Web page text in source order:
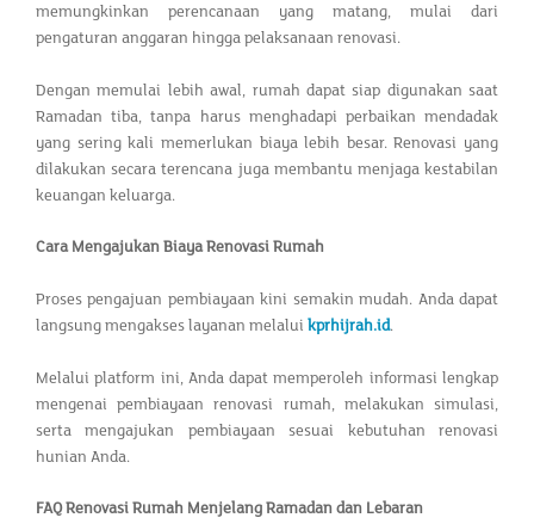
memungkinkan perencanaan yang matang, mulai dari
pengaturan anggaran hingga pelaksanaan renovasi.
Dengan memulai lebih awal, rumah dapat siap digunakan saat
Ramadan tiba, tanpa harus menghadapi perbaikan mendadak
yang sering kali memerlukan biaya lebih besar. Renovasi yang
dilakukan secara terencana juga membantu menjaga kestabilan
keuangan keluarga.
Cara Mengajukan Biaya Renovasi Rumah
Proses pengajuan pembiayaan kini semakin mudah. Anda dapat
langsung mengakses layanan melalui kprhijrah.id.
Melalui platform ini, Anda dapat memperoleh informasi lengkap
mengenai pembiayaan renovasi rumah, melakukan simulasi,
serta mengajukan pembiayaan sesuai kebutuhan renovasi
hunian Anda.
FAQ Renovasi Rumah Menjelang Ramadan dan Lebaran